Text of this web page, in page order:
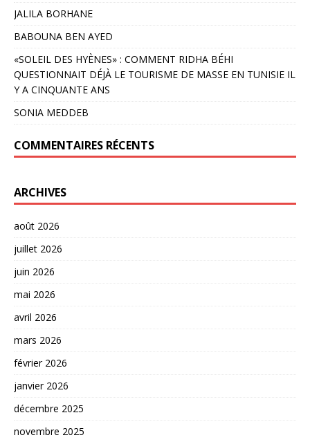
JALILA BORHANE
BABOUNA BEN AYED
«SOLEIL DES HYÈNES» : COMMENT RIDHA BÉHI
QUESTIONNAIT DÉJÀ LE TOURISME DE MASSE EN TUNISIE IL
Y A CINQUANTE ANS
SONIA MEDDEB
COMMENTAIRES RÉCENTS
ARCHIVES
août 2026
juillet 2026
juin 2026
mai 2026
avril 2026
mars 2026
février 2026
janvier 2026
décembre 2025
novembre 2025